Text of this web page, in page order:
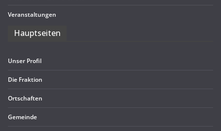
Ver­an­stal­tun­gen
Haupt­sei­ten
Unser Pro­fil
Die Frak­tion
Ort­schaf­ten
Gemeinde